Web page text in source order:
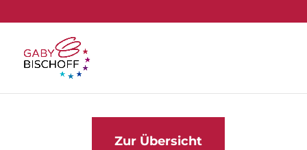
Zur Übersicht